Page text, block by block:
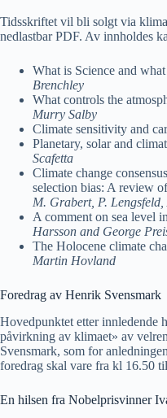
Tidsskriftet vil bli solgt via
nedlastbar PDF. Av innholdes
What is Science and
Brenchley
What controls the
Murry Salby
Climate sensitivity and
Planetary, solar and
Scafetta
Climate change
selection bias: A review
M. Grabert, P.
A comment on sea level
Harsson and George
The Holocene climate
Martin Hovland
Foredrag av Henrik Svensmark
Hovedpunktet etter innledende
påvirkning av klimaet» av
Svensmark, som for
foredrag skal vare fra kl 16.50
En hilsen fra Nobelprisvinner